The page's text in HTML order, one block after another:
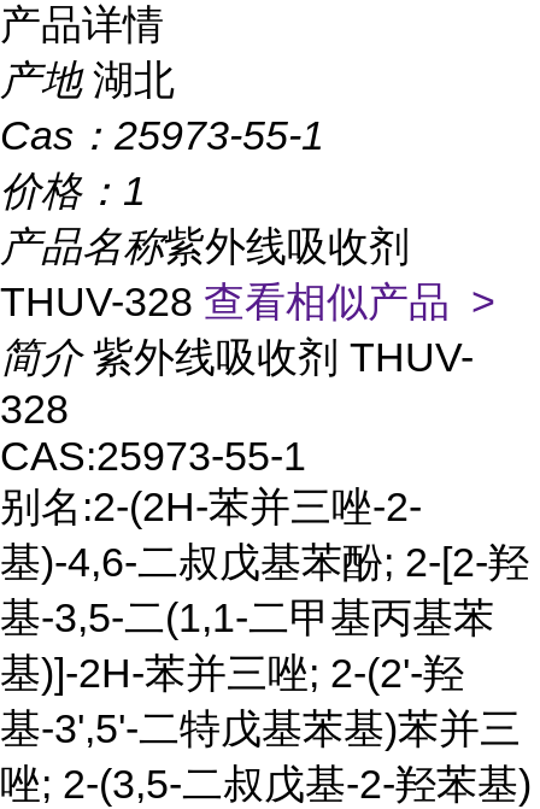
产品详情
产地 湖北
Cas： 25973-55-1
价格： 1
产品名称紫外线吸收剂
THUV-328 查看相似产品 >
简介 紫外线吸收剂 THUV-
328
CAS:25973-55-1
别名:2-(2H-苯并三唑-2-
基)-4,6-二叔戊基苯酚; 2-[2-羟
基-3,5-二(1,1-二甲基丙基苯
基)]-2H-苯并三唑; 2-(2'-羟
基-3',5'-二特戊基苯基)苯并三
唑; 2-(3,5-二叔戊基-2-羟苯基)